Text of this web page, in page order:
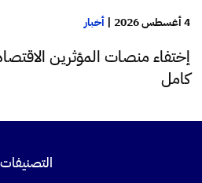
4 أغسطس 2026 | أخبار
إختفاء منصات المؤثرين
كامل
التصنيفات